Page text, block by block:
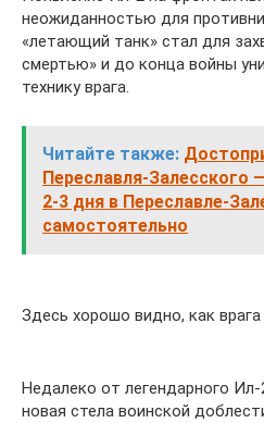
неожиданностью для
«летающий танк» стал для
смертью» и до конца войны
технику врага.
Читайте также:
Переславля-Залесского
2-3 дня в Переславле-
самостоятельно
Здесь хорошо видно, как
Недалеко от легендарного
новая стела воинской